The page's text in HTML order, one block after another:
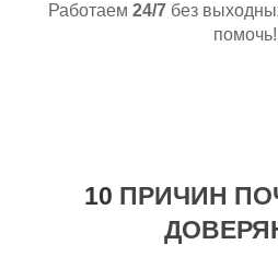
Работаем 24/7без
помочь!
10 ПРИЧИН